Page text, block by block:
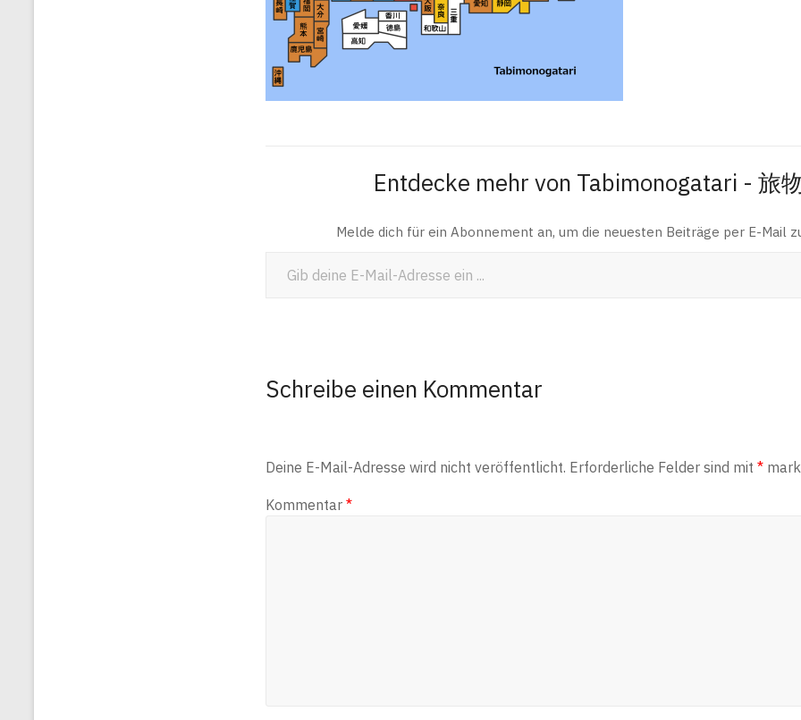
Entdecke mehr von Tabimonogatari - 旅
Melde dich für ein Abonnement an, um die neuesten Beiträge per E-Mail
Schreibe einen Kommentar
Deine E-Mail-Adresse wird nicht veröffentlicht. Erforderliche Felder sind mit *
Kommentar *